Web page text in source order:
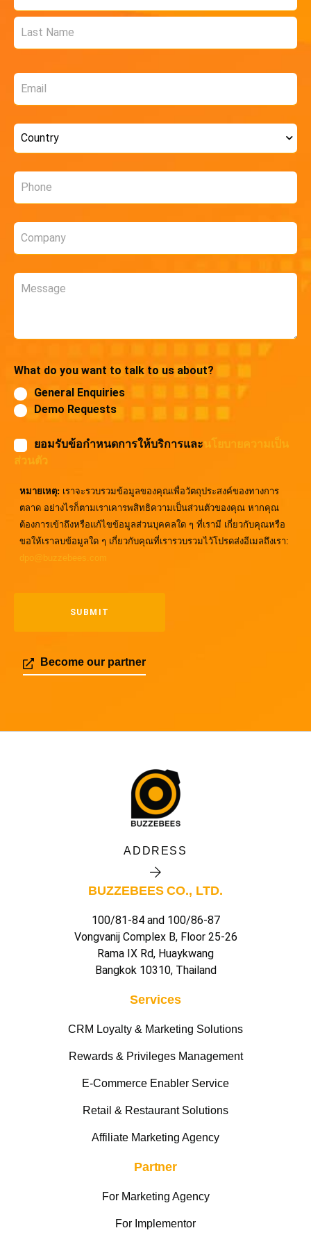
Email
Country
Phone
Company
Message
What do you want to talk to us about?
General Enquiries
Demo Requests
ยอมรับข้อกำหนดการให้บริการและนโยบายความเป็น
ส่วนตัว
หมายเหตุ: เราจะรวบรวมข้อมูลของคุณเพื่อวัตถุประสงค์ของทางการ
ตลาด อย่างไรก็ตามเราเคารพสิทธิความเป็นส่วนตัวของคุณ หากคุณ
ต้องการเข้าถึงหรือแก้ไขข้อมูลส่วนบุคคลใด ๆ ที่เรามี เกี่ยวกับคุณหรือ
ขอให้เราลบข้อมูลใด ๆ เกี่ยวกับคุณที่เรารวบรวมไว้โปรดส่งอีเมลถึงเรา:
dpo@buzzebees.com
Become our partner
ADDRESS
BUZZEBEES CO., LTD.
100/81-84 and 100/86-87
Vongvanij Complex B, Floor 25-26
Rama IX Rd, Huaykwang
Bangkok 10310, Thailand
Services
CRM Loyalty & Marketing Solutions
Rewards & Privileges Management
E-Commerce Enabler Service
Retail & Restaurant Solutions
Affiliate Marketing Agency
Partner
For Marketing Agency
For Implementor